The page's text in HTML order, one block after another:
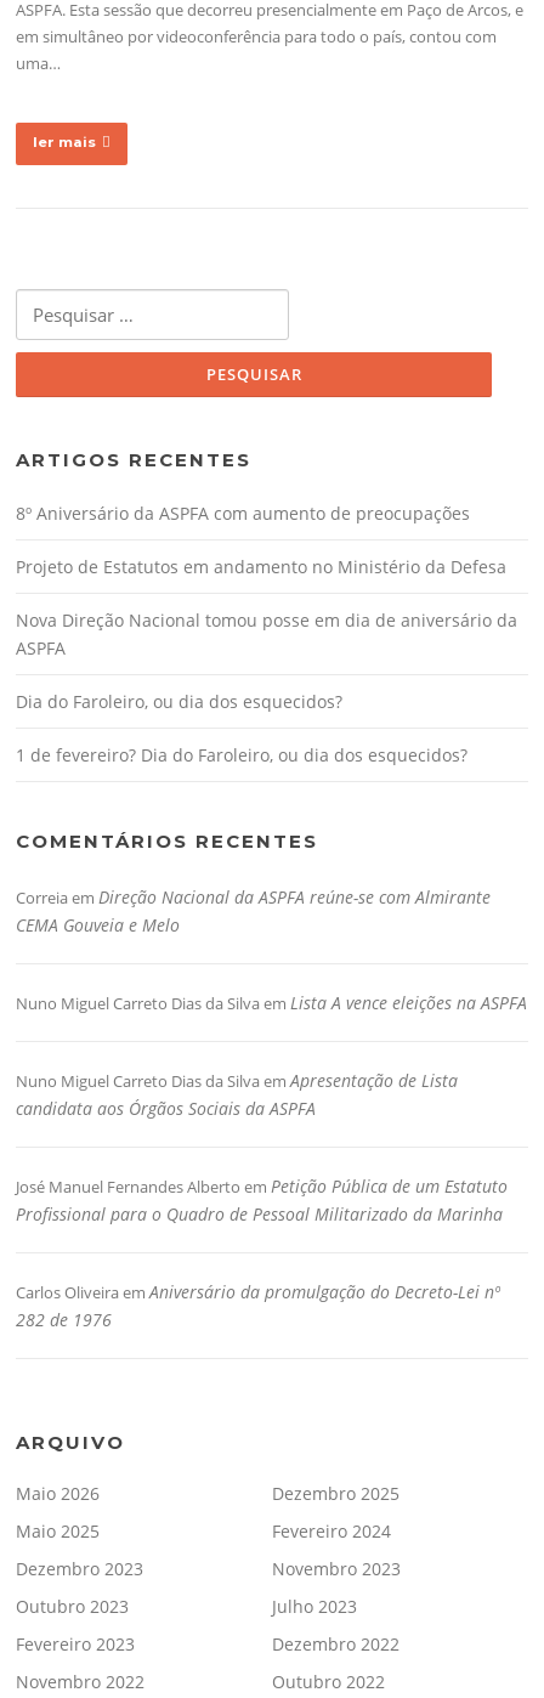
ASPFA. Esta sessão que decorreu presencialmente em Paço de Arcos, e
em simultâneo por videoconferência para todo o país, contou com
uma…
ler mais
por:
ARTIGOS RECENTES
8º Aniversário da ASPFA com aumento de preocupações
Projeto de Estatutos em andamento no Ministério da Defesa
Nova Direção Nacional tomou posse em dia de aniversário da
ASPFA
Dia do Faroleiro, ou dia dos esquecidos?
1 de fevereiro? Dia do Faroleiro, ou dia dos esquecidos?
COMENTÁRIOS RECENTES
CorreiaemDireção Nacional da ASPFA reúne-se com Almirante
CEMA Gouveia e Melo
Nuno Miguel Carreto Dias da SilvaemLista A vence eleições na ASPFA
Nuno Miguel Carreto Dias da SilvaemApresentação de Lista
candidata aos Órgãos Sociais da ASPFA
José Manuel Fernandes Alberto emPetição Pública de um Estatuto
Profissional para o Quadro de Pessoal Militarizado da Marinha
Carlos OliveiraemAniversário da promulgação do Decreto-Lei nº
282 de 1976
ARQUIVO
Maio 2026
Dezembro 2025
Maio 2025
Fevereiro 2024
Dezembro 2023
Novembro 2023
Outubro 2023
Julho 2023
Fevereiro 2023
Dezembro 2022
Novembro 2022
Outubro 2022